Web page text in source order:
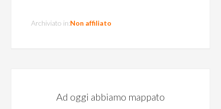
Archiviato in:Non affiliato
Ad oggi abbiamo mappato